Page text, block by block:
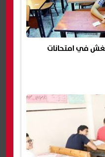
في امتحانات